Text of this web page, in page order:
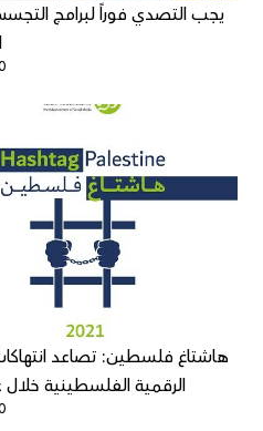
يجب التصدي فوراً لبرامج
هاشتاغ فلسطين: تصاعد
الرقمية الفلسطينية خلال عام